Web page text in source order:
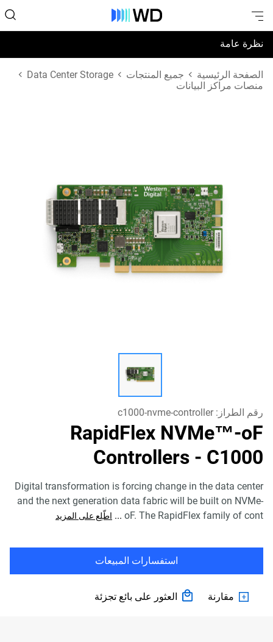
نظرة عامة
المواصفات
الصفحة الرئيسية جميع المنتجات
Data Center Storage
منصات مراكز البيانات
رقم الطراز:c1000-nvme-controller
RapidFlex NVMe™-oF
Controllers - C1000
Digital transformation is forcing change in the data center
and the next generation data fabric will be built on NVMe-
oF. The RapidFlex family of cont
... اطّلِع على المزيد
استفسارات المبيعات
مقارنة العثور على بائع تجزئة